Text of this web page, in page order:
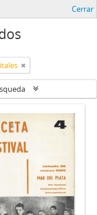
Cerrar